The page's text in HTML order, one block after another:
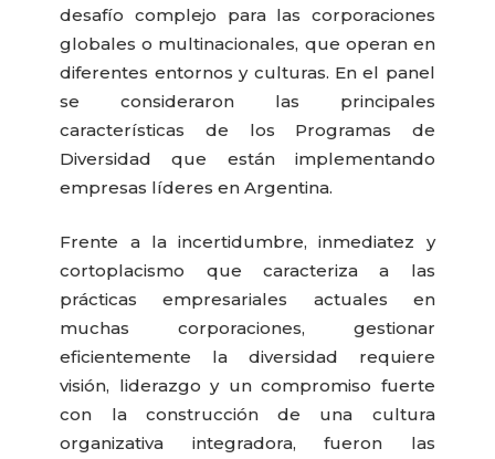
desafío complejo para las corporaciones
globales o multinacionales, que operan en
diferentes entornos y culturas. En el panel
se consideraron las principales
características de los Programas de
Diversidad que están implementando
empresas líderes en Argentina.
Frente a la incertidumbre, inmediatez y
cortoplacismo que caracteriza a las
prácticas empresariales actuales en
muchas corporaciones, gestionar
eficientemente la diversidad requiere
visión, liderazgo y un compromiso fuerte
con la construcción de una cultura
organizativa integradora, fueron las